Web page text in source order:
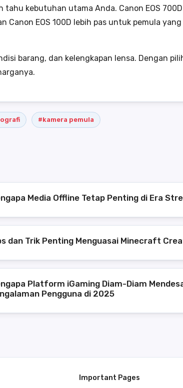
kebutuhan utama Anda. Canon EOS
EOS 100D lebih pas untuk pemula
barang, dan kelengkapan lensa. Dengan
#kamera pemula
Media Offline Tetap Penting di Era
dan Trik Penting Menguasai Minecraft
Platform iGaming Diam-Diam
Pengguna di 2025
Important Pages